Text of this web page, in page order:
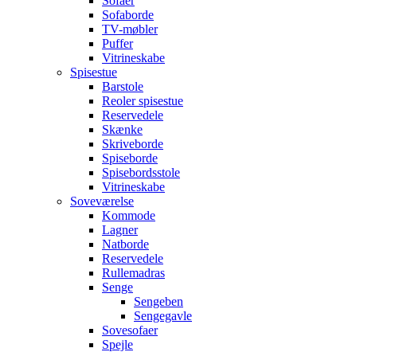
Sofaborde
TV-møbler
Puffer
Vitrineskabe
Spisestue
Barstole
Reoler spisestue
Reservedele
Skænke
Skriveborde
Spiseborde
Spisebordsstole
Vitrineskabe
Soveværelse
Kommode
Lagner
Natborde
Reservedele
Rullemadras
Senge
Sengeben
Sengegavle
Sovesofaer
Spejle